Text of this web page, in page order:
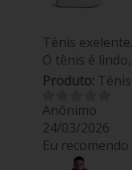
Tênis exelente.
O tênis é
Produto:
Anônimo
24/03/2026
Eu